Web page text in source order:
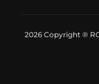
2026 Copyright ®